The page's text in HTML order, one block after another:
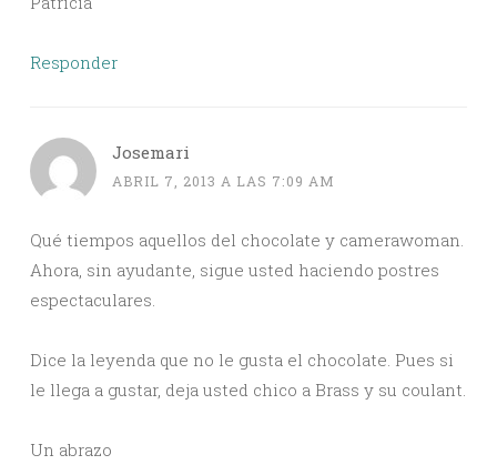
Responder
Josemari
ABRIL 7, 2013 A LAS 7:09 AM
Qué tiempos aquellos del chocolate y camerawoman.
Ahora, sin ayudante, sigue usted haciendo postres
espectaculares.
Dice la leyenda que no le gusta el chocolate. Pues si
le llega a gustar, deja usted chico a Brass y su coulant.
Un abrazo